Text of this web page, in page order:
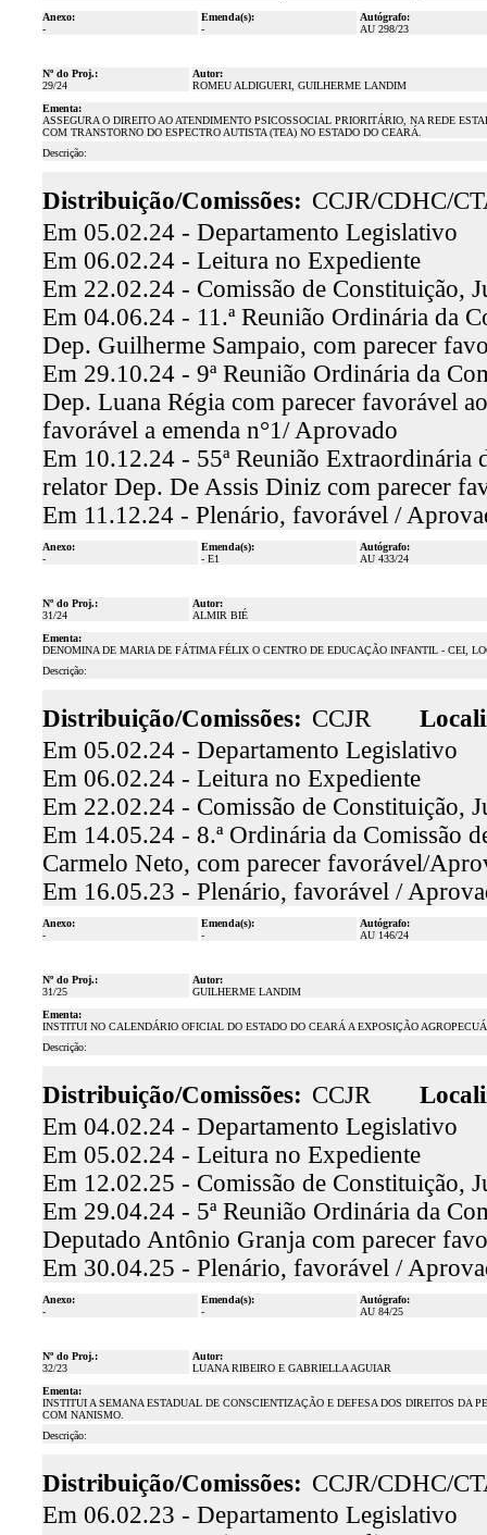
Anexo:
-
Emenda(s):
-
Autógrafo:
AU 298/23
Nº do Proj.:
29/24
Autor:
ROMEU ALDIGUERI, GUILHERME LANDIM
Ementa:
ASSEGURA O DIREITO AO ATENDIMENTO PSICOSSOCIAL PRIORITÁRIO, NA REDE
COM TRANSTORNO DO ESPECTRO AUTISTA (TEA) NO ESTADO DO CEARÁ.
Descrição:
Distribuição/Comissões: CCJR/CDHC/
Em 05.02.24 - Departamento Legislativo
Em 06.02.24 - Leitura no Expediente
Em 22.02.24 - Comissão de Constituição,
Em 04.06.24 - 11.ª Reunião Ordinária da
Dep. Guilherme Sampaio, com parecer
Em 29.10.24 - 9ª Reunião Ordinária da
Dep. Luana Régia com parecer favorável
favorável a emenda n°1/ Aprovado
Em 10.12.24 - 55ª Reunião Extraordinária
relator Dep. De Assis Diniz com parecer
Em 11.12.24 - Plenário, favorável /
Anexo:
-
Emenda(s):
- E1
Autógrafo:
AU 433/24
Nº do Proj.:
31/24
Autor:
ALMIR BIÉ
Ementa:
DENOMINA DE MARIA DE FÁTIMA FÉLIX O CENTRO DE EDUCAÇÃO INFANTIL - CEI,
Descrição:
Distribuição/Comissões: CCJR
Em 05.02.24 - Departamento Legislativo
Em 06.02.24 - Leitura no Expediente
Em 22.02.24 - Comissão de Constituição,
Em 14.05.24 - 8.ª Ordinária da Comissão
Carmelo Neto, com parecer favorável/
Em 16.05.23 - Plenário, favorável /
Anexo:
-
Emenda(s):
-
Autógrafo:
AU 146/24
Nº do Proj.:
31/25
Autor:
GUILHERME LANDIM
Ementa:
INSTITUI NO CALENDÁRIO OFICIAL DO ESTADO DO CEARÁ A EXPOSIÇÃO
Descrição:
Distribuição/Comissões: CCJR
Em 04.02.24 - Departamento Legislativo
Em 05.02.24 - Leitura no Expediente
Em 12.02.25 - Comissão de Constituição,
Em 29.04.24 - 5ª Reunião Ordinária da
Deputado Antônio Granja com parecer
Em 30.04.25 - Plenário, favorável /
Anexo:
-
Emenda(s):
-
Autógrafo:
AU 84/25
Nº do Proj.:
32/23
Autor:
LUANA RIBEIRO E GABRIELLA AGUIAR
Ementa:
INSTITUI A SEMANA ESTADUAL DE CONSCIENTIZAÇÃO E DEFESA DOS DIREITOS DA
COM NANISMO.
Descrição:
Distribuição/Comissões: CCJR/CDHC/
Em 06.02.23 - Departamento Legislativo